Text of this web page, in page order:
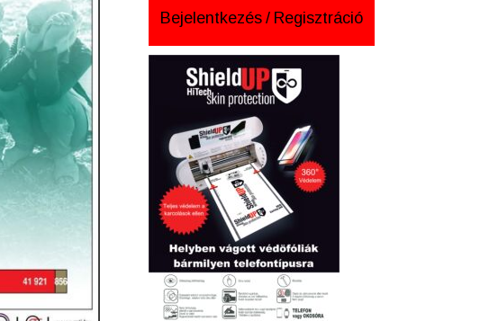
Bejelentkezés / Regisztráció